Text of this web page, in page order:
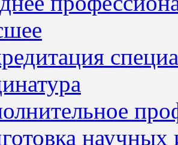
научных